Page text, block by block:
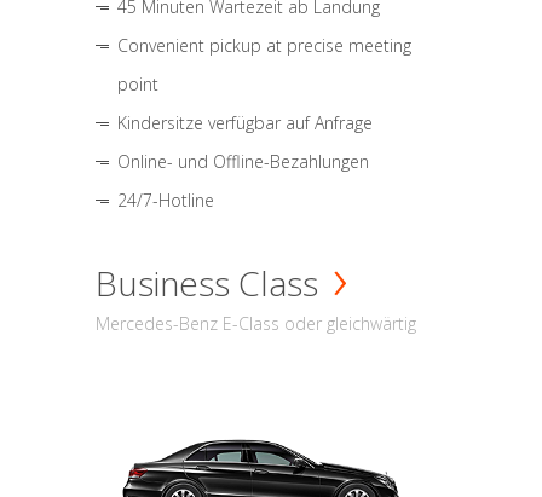
45 Minuten Wartezeit ab Landung
Convenient pickup at precise meeting
point
Kindersitze verfügbar auf Anfrage
Online- und Offline-Bezahlungen
24/7-Hotline
Business Class
Mercedes-Benz E-Class oder gleichwärtig